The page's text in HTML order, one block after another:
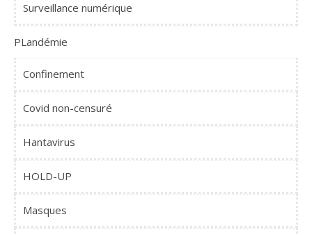
Surveillance numérique
PLandémie
Confinement
Covid non-censuré
Hantavirus
HOLD-UP
Masques